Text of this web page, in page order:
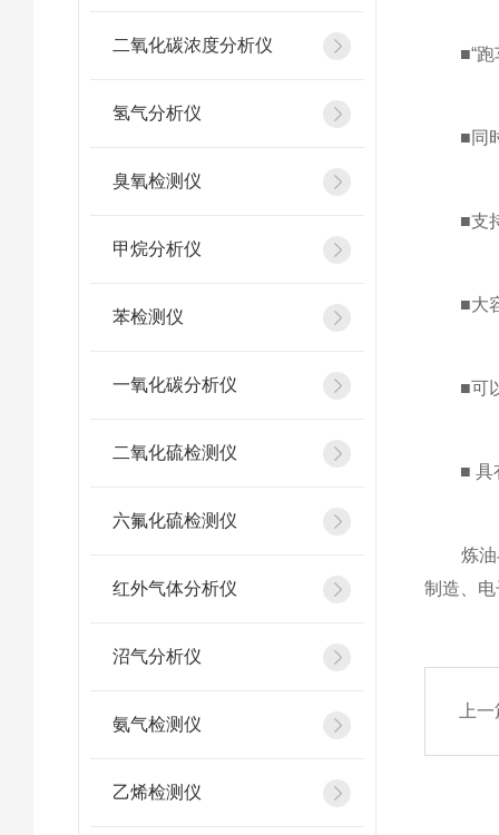
二氧化碳浓度分析仪
氢气分析仪
臭氧检测仪
甲烷分析仪
苯检测仪
一氧化碳分析仪
二氧化硫检测仪
六氟化硫检测仪
红外气体分析仪
沼气分析仪
氨气检测仪
乙烯检测仪
■“跑
■同时
■支持
■大容
■可以
■ 具有
炼油与
制造、
上